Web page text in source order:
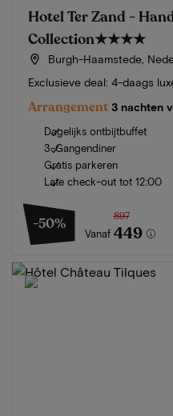
Hotel Ter Zand -
Collection★★★★
Burgh-Haamstede,
Exclusieve deal: 4-daags
Arrangement 3 nachten
Dagelijks ontbijtbuffet
3-Gangendiner
Gratis parkeren
Late check-out tot 12:00
-50%
Vanaf
897
449